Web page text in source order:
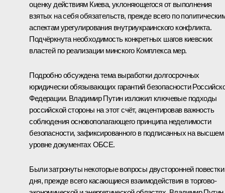
оценку действиям Киева, уклоняющегося от выполнения
взятых на себя обязательств, прежде всего по
аспектам урегулирования внутриукраинского конфликта.
Подчёркнута необходимость конкретных шагов киевских
властей по реализации минского Комплекса мер.
Подробно обсуждена тема выработки долгосрочных
юридически обязывающих гарантий безопасности
Федерации. Владимир Путин изложил ключевые подходы
российской стороны на этот счёт, акцентировав важность
соблюдения основополагающего принципа неделимости
безопасности, зафиксированного в подписанных на высшем
уровне документах ОБСЕ.
Были затронуты некоторые вопросы двусторонней повестки
дня, прежде всего касающиеся взаимодействия в торгово-